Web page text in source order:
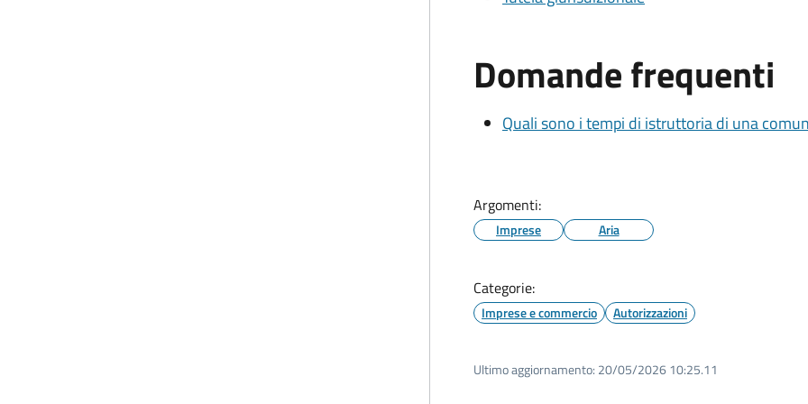
Domande frequenti
Quali sono i tempi di istruttoria di una
Argomenti:
Imprese Aria
Categorie:
Imprese e commercio Autorizzazioni
Ultimo aggiornamento: 20/05/2026 10:25.11